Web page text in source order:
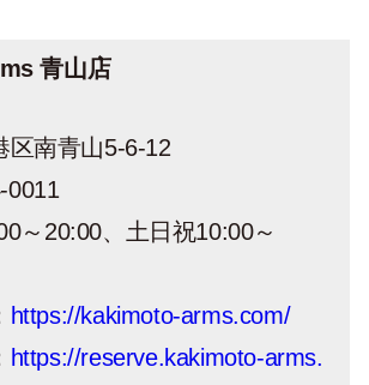
青山店
区南青山5-6-12
0011
～20:00、土日祝10:00～
https://kakimoto-arms.com/
https://reserve.kakimoto-arms.